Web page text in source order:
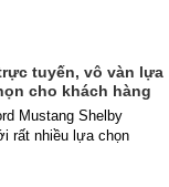
tuyến, vô vàn lựa
cho khách hàng
Mustang Shelby
rất nhiều lựa chọn